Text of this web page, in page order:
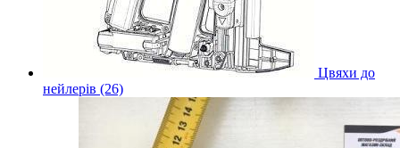
Цвяхи до
нейлерів (26)